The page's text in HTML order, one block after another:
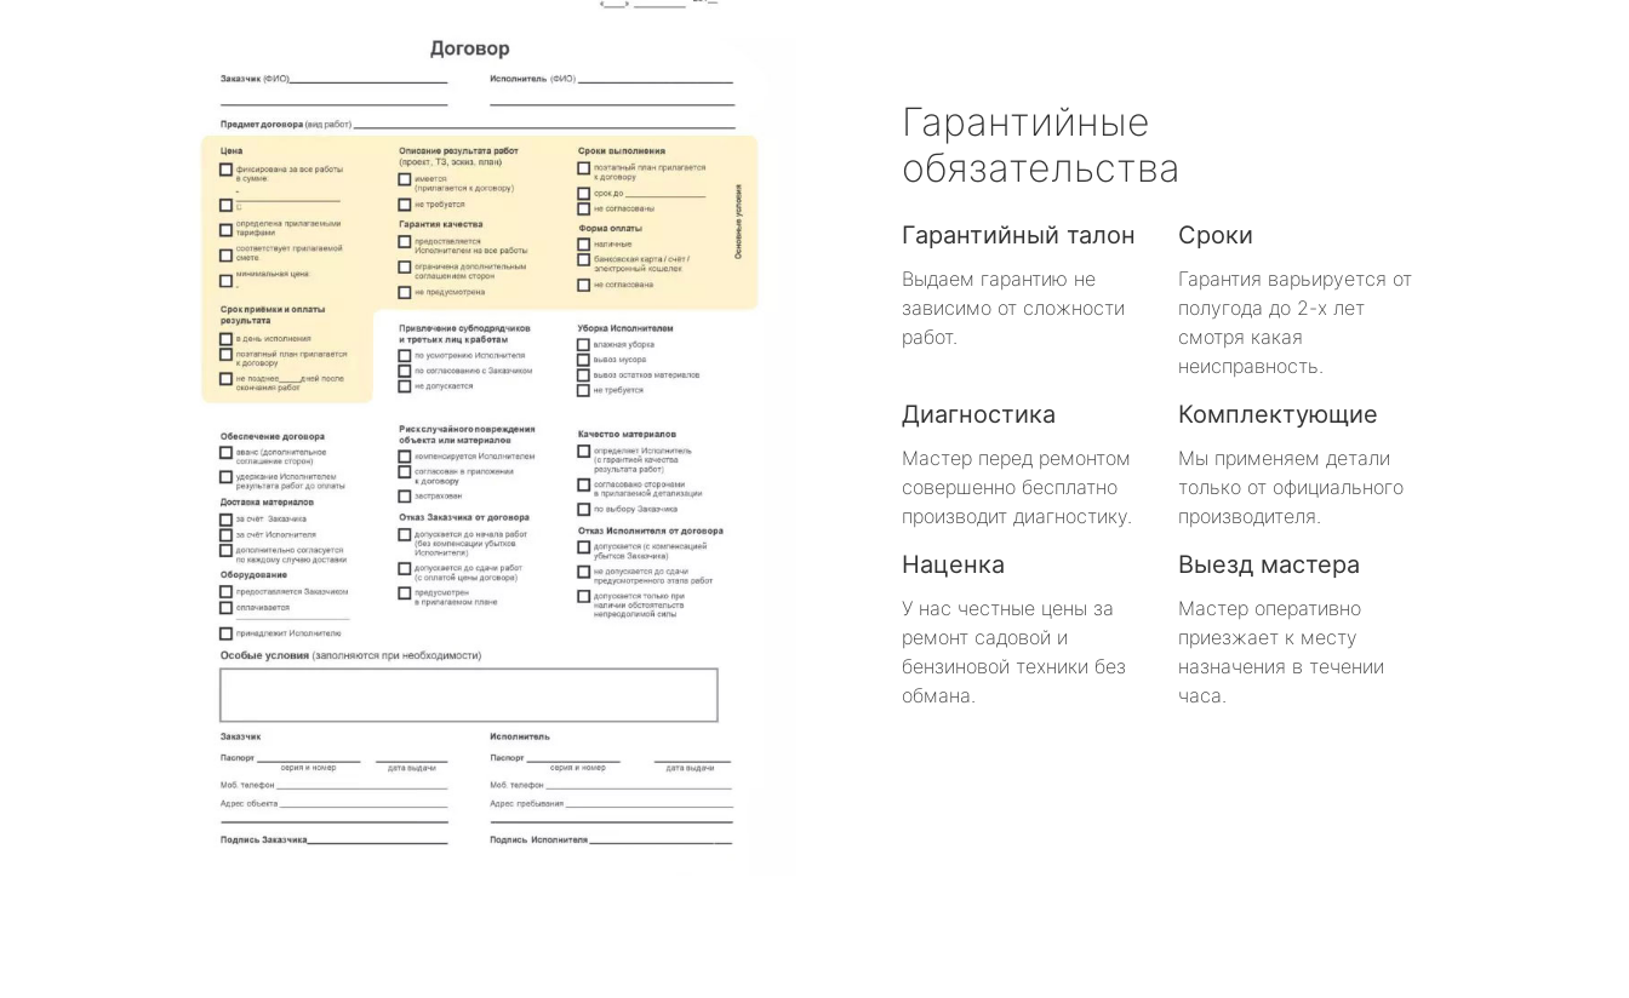
Гарантийные
обязательства
Гарантийный талон
Выдаем гарантию не
зависимо от сложности
работ.
Сроки
Гарантия варьируется от
полугода до 2-х лет
смотря какая
неисправность.
Диагностика
Мастер перед ремонтом
совершенно бесплатно
производит диагностику.
Комплектующие
Мы применяем детали
только от официального
производителя.
Наценка
У нас честные цены за
ремонт садовой и
бензиновой техники без
обмана.
Выезд мастера
Мастер оперативно
приезжает к месту
назначения в течении
часа.